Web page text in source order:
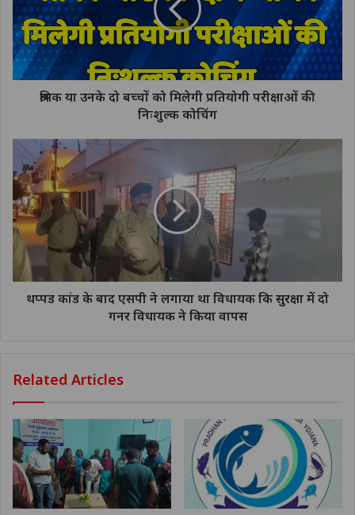
श्रमिक या उनके दो बच्चों को मिलेगी प्रतियोगी परीक्षाओं की
निःशुल्क कोचिंग
थप्पड कांड के बाद एसपी ने लगाया था विधायक कि सुरक्षा में दो
गनर विधायक ने किया वापस
Related Articles